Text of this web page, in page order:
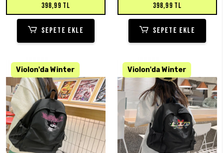
398,99 TL
SEPETE EKLE
398,99 TL
SEPETE EKLE